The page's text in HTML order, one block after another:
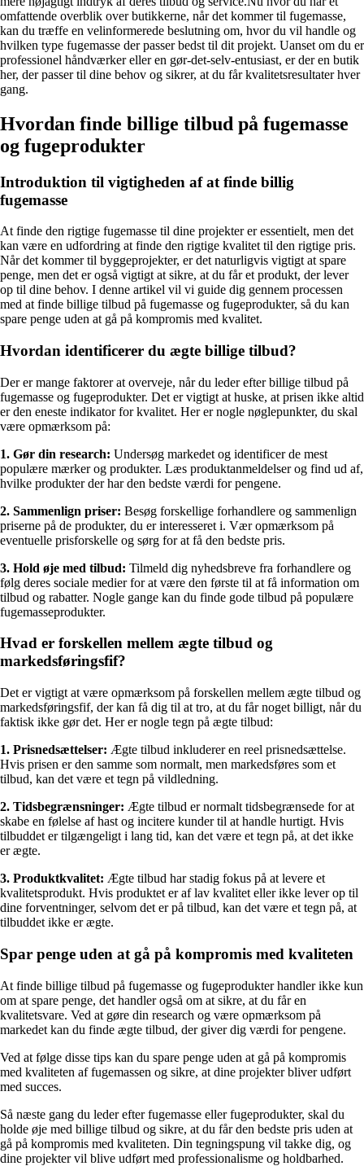
omfattende overblik over butikkerne, når det kommer til fugemasse,
kan du træffe en velinformerede beslutning om, hvor du vil handle og
hvilken type fugemasse der passer bedst til dit projekt. Uanset om du er
professionel håndværker eller en gør-det-selv-entusiast, er der en butik
her, der passer til dine behov og sikrer, at du får kvalitetsresultater hver
gang.
Hvordan finde billige tilbud på fugemasse
og fugeprodukter
Introduktion til vigtigheden af at finde billig
fugemasse
At finde den rigtige fugemasse til dine projekter er essentielt, men det
kan være en udfordring at finde den rigtige kvalitet til den rigtige pris.
Når det kommer til byggeprojekter, er det naturligvis vigtigt at spare
penge, men det er også vigtigt at sikre, at du får et produkt, der lever
op til dine behov. I denne artikel vil vi guide dig gennem processen
med at finde billige tilbud på fugemasse og fugeprodukter, så du kan
spare penge uden at gå på kompromis med kvalitet.
Hvordan identificerer du ægte billige tilbud?
Der er mange faktorer at overveje, når du leder efter billige tilbud på
fugemasse og fugeprodukter. Det er vigtigt at huske, at prisen ikke altid
er den eneste indikator for kvalitet. Her er nogle nøglepunkter, du skal
være opmærksom på:
1. Gør din research: Undersøg markedet og identificer de mest
populære mærker og produkter. Læs produktanmeldelser og find ud af,
hvilke produkter der har den bedste værdi for pengene.
2. Sammenlign priser: Besøg forskellige forhandlere og sammenlign
priserne på de produkter, du er interesseret i. Vær opmærksom på
eventuelle prisforskelle og sørg for at få den bedste pris.
3. Hold øje med tilbud: Tilmeld dig nyhedsbreve fra forhandlere og
følg deres sociale medier for at være den første til at få information om
tilbud og rabatter. Nogle gange kan du finde gode tilbud på populære
fugemasseprodukter.
Hvad er forskellen mellem ægte tilbud og
markedsføringsfif?
Det er vigtigt at være opmærksom på forskellen mellem ægte tilbud og
markedsføringsfif, der kan få dig til at tro, at du får noget billigt, når du
faktisk ikke gør det. Her er nogle tegn på ægte tilbud:
1. Prisnedsættelser: Ægte tilbud inkluderer en reel prisnedsættelse.
Hvis prisen er den samme som normalt, men markedsføres som et
tilbud, kan det være et tegn på vildledning.
2. Tidsbegrænsninger: Ægte tilbud er normalt tidsbegrænsede for at
skabe en følelse af hast og incitere kunder til at handle hurtigt. Hvis
tilbuddet er tilgængeligt i lang tid, kan det være et tegn på, at det ikke
er ægte.
3. Produktkvalitet: Ægte tilbud har stadig fokus på at levere et
kvalitetsprodukt. Hvis produktet er af lav kvalitet eller ikke lever op til
dine forventninger, selvom det er på tilbud, kan det være et tegn på, at
tilbuddet ikke er ægte.
Spar penge uden at gå på kompromis med kvaliteten
At finde billige tilbud på fugemasse og fugeprodukter handler ikke kun
om at spare penge, det handler også om at sikre, at du får en
kvalitetsvare. Ved at gøre din research og være opmærksom på
markedet kan du finde ægte tilbud, der giver dig værdi for pengene.
Ved at følge disse tips kan du spare penge uden at gå på kompromis
med kvaliteten af fugemassen og sikre, at dine projekter bliver udført
med succes.
Så næste gang du leder efter fugemasse eller fugeprodukter, skal du
holde øje med billige tilbud og sikre, at du får den bedste pris uden at
gå på kompromis med kvaliteten. Din tegningspung vil takke dig, og
dine projekter vil blive udført med professionalisme og holdbarhed.